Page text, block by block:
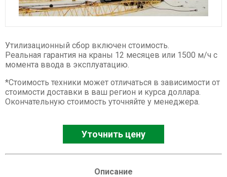
Ресайклеры
Асфальтоукладчики
Телескопические погрузчики
Катки
Фронтальные погрузчики
Автокраны
Гусеничные краны
Утилизационный сбор включен стоимость.
Реальная гарантия на краны 12 месяцев или 1500 м/ч с
момента ввода в эксплуатацию.
*Стоимость техники может отличаться в зависимости от
стоимости доставки в ваш регион и курса доллара.
Окончательную стоимость уточняйте у менеджера.
Уточнить цену
Описание